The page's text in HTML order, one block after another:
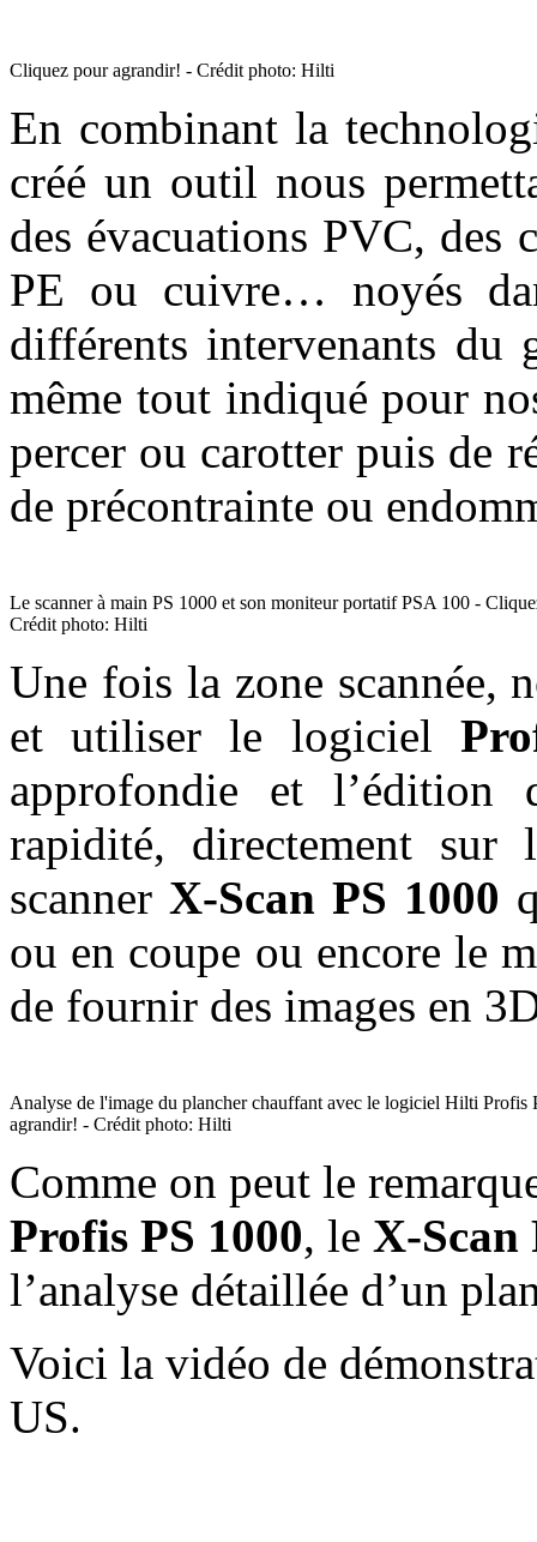
Cliquez pour agrandir! - Crédit photo: Hilti
En combinant la
créé un outil nous
des évacuations PVC, des
PE ou cuivre… noyés
différents intervenants du
même tout indiqué pour
percer ou carotter puis de
de précontrainte ou
Le scanner à main PS 1000 et son moniteur portatif PSA 100 -
Crédit photo: Hilti
Une fois la zone scannée,
et utiliser le logiciel
approfondie et
rapidité, directement sur
scanner X-Scan PS 1000
ou en coupe ou encore le
de fournir des images en
Analyse de l'image du plancher chauffant avec le logiciel Hilti Profis
agrandir! - Crédit photo: Hilti
Comme on peut le
Profis PS 1000, le X-Scan
l’analyse détaillée d’un
Voici la vidéo de
US.